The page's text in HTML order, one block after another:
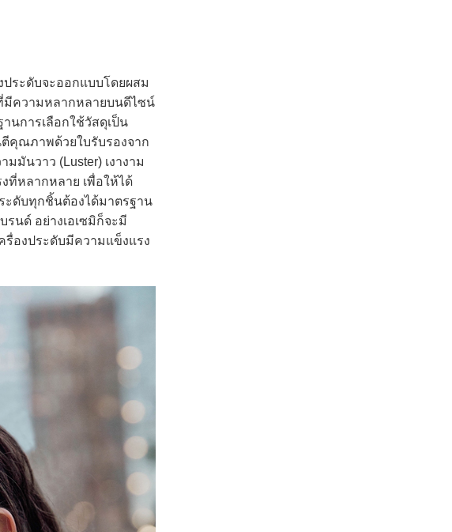
ประดับจะออกแบบโดยผสม
มีความหลากหลายบนดีไซน์
นการเลือกใช้วัสดุเป็น
คุณภาพด้วยใบรับรองจาก
มันวาว (Luster) เงางาม
ที่หลากหลาย เพื่อให้ได้
ะดับทุกชิ้นต้องได้มาตรฐาน
นด์ อย่างเอเซมิก็จะมี
รื่องประดับมีความแข็งแรง